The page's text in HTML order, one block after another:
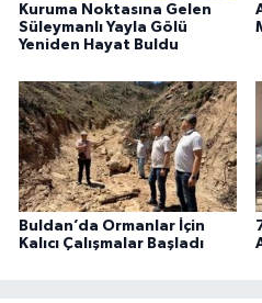
Kuruma Noktasına Gelen
Süleymanlı Yayla Gölü
Yeniden Hayat Buldu
Buldan’da Ormanlar İçin
Kalıcı Çalışmalar Başladı